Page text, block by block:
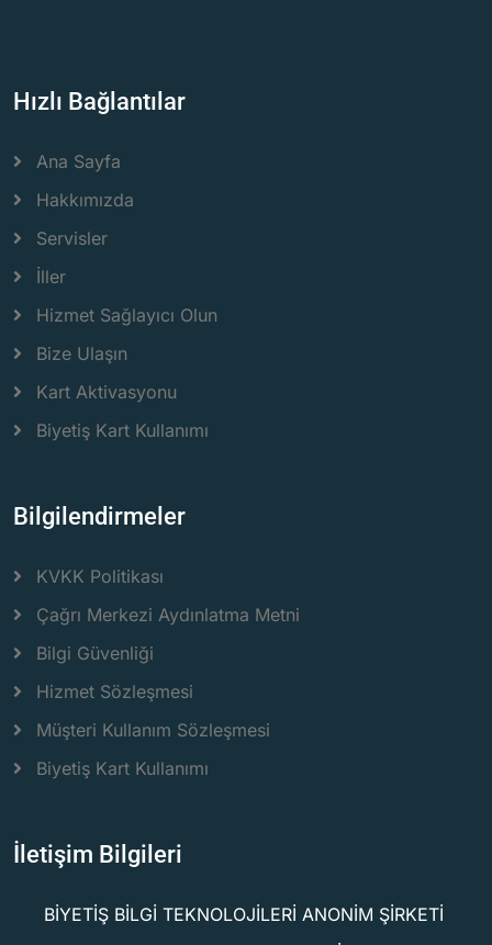
Hızlı Bağlantılar
Ana Sayfa
Hakkımızda
Servisler
İller
Hizmet Sağlayıcı Olun
Bize Ulaşın
Kart Aktivasyonu
Biyetiş Kart Kullanımı
Bilgilendirmeler
KVKK Politikası
Çağrı Merkezi Aydınlatma Metni
Bilgi Güvenliği
Hizmet Sözleşmesi
Müşteri Kullanım Sözleşmesi
Biyetiş Kart Kullanımı
İletişim Bilgileri
BİYETİŞ BİLGİ TEKNOLOJİLERİ ANONİM ŞİRKETİ